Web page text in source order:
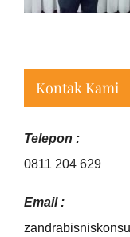
Kontak Kami
Telepon :
0811 204 629
Email :